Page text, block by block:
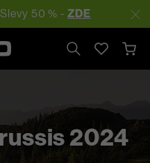
50 % -ZDE
Hledat
2024